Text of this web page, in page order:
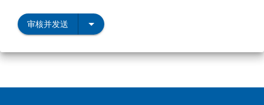
审核并发送